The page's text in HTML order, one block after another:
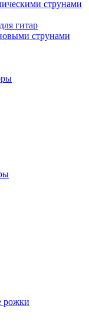
струнами
гитар
струнами
рожки